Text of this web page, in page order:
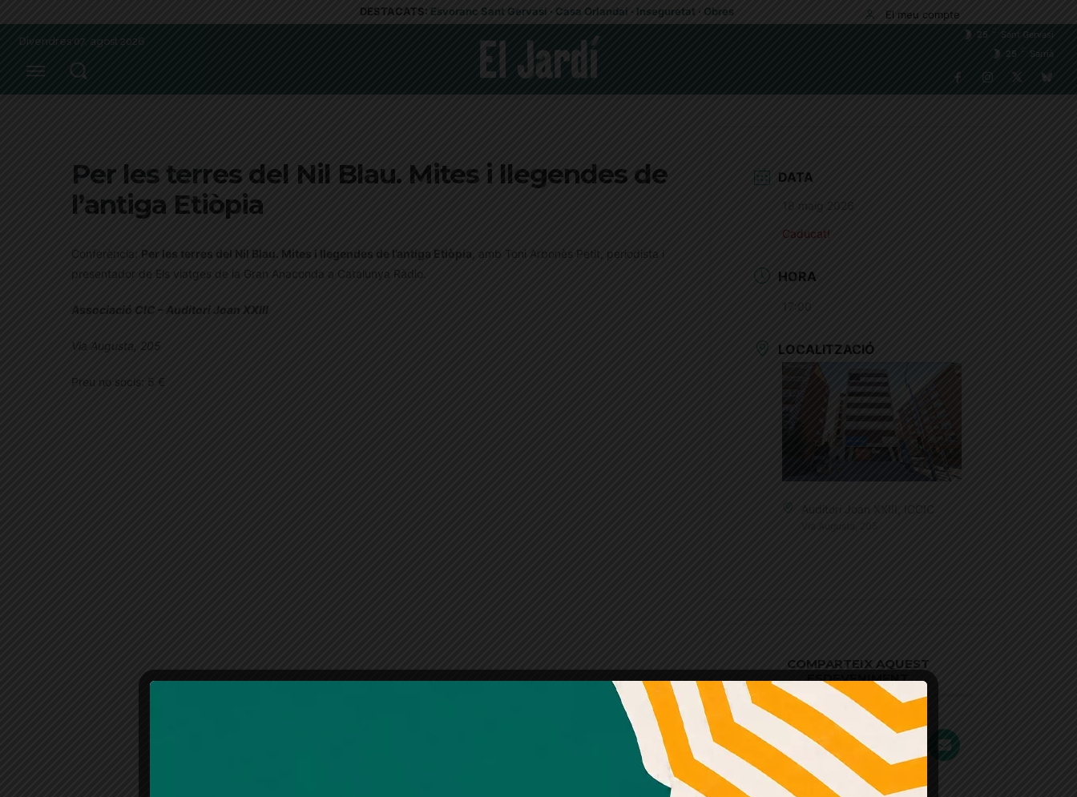
DESTACATS: Esvoranc Sant Gervasi · Casa Orlandai · Inseguretat · Obres El meu compte
Divendres 07, agost 2026
25
Sant Gervasi
25
Sarrià
Per les terres del Nil Blau. Mites i llegendes de
l’antiga Etiòpia
Conferència: Per les terres del Nil Blau. Mites i llegendes de l’antiga Etiòpia , amb Toni Arbonès Petit, periodista i
presentador de Els viatges de la Gran Anaconda a Catalunya Ràdio.
Associació CIC – Auditori Joan XXIII
Via Augusta, 205
Preu no socis: 5 €
DATA
18 maig 2026
Caducat!
HORA
17:00
LOCALITZACIÓ
Auditori Joan XXIII, ICCIC
COMPARTEIX AQUEST
ESDEVENIMENT
Amb el seu acord, nosaltres fem servir galetes o
tecnologies similars per emmagatzemar, accedir i
processar dades personals com la seva visita a aquest lloc